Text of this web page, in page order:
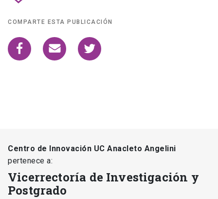
COMPARTE ESTA PUBLICACIÓN
Centro de Innovación UC Anacleto Angelini
pertenece a:
Vicerrectoría de Investigación y
Postgrado